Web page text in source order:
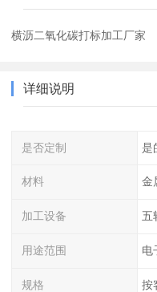
横沥二氧化碳打标加工厂家
详细说明
是否定制 是
材料 金
加工设备 五
用途范围 电
规格 按